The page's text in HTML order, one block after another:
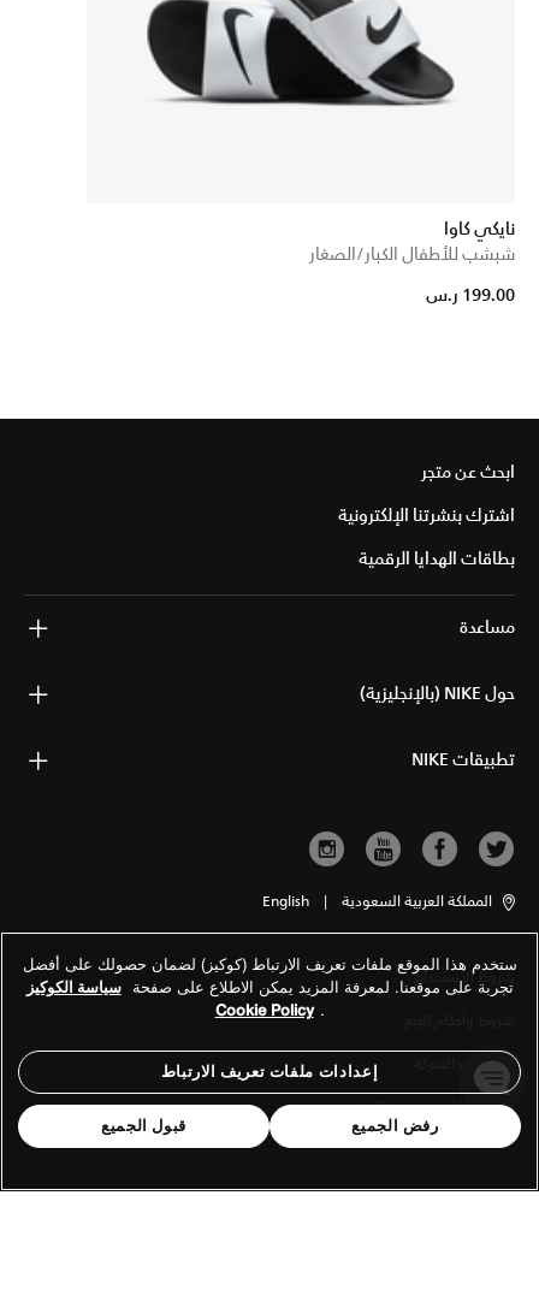
نايكي كاوا
شبشب للأطفال الكبار/الصغار
199.00 ر.س
ابحث عن متجر
اشترك بنشرتنا الإلكترونية
بطاقات الهدايا الرقمية
مساعدة
حول NIKE (بالإنجليزية)
تطبيقات NIKE
المملكة العربية السعودية |
English
شروط الاستخدام
معلومات الشركة
سياسة الخصوصية والكوكيز
ستخدم هذا الموقع ملفات تعريف الارتباط (كوكيز) لضمان حصولك على أفضل
تجربة على موقعنا. لمعرفة المزيد يمكن الاطلاع على صفحة سياسة الكوكيز
.
Cookie Policy
إعدادات ملفات تعريف الارتباط
رفض الجميع قبول الجميع